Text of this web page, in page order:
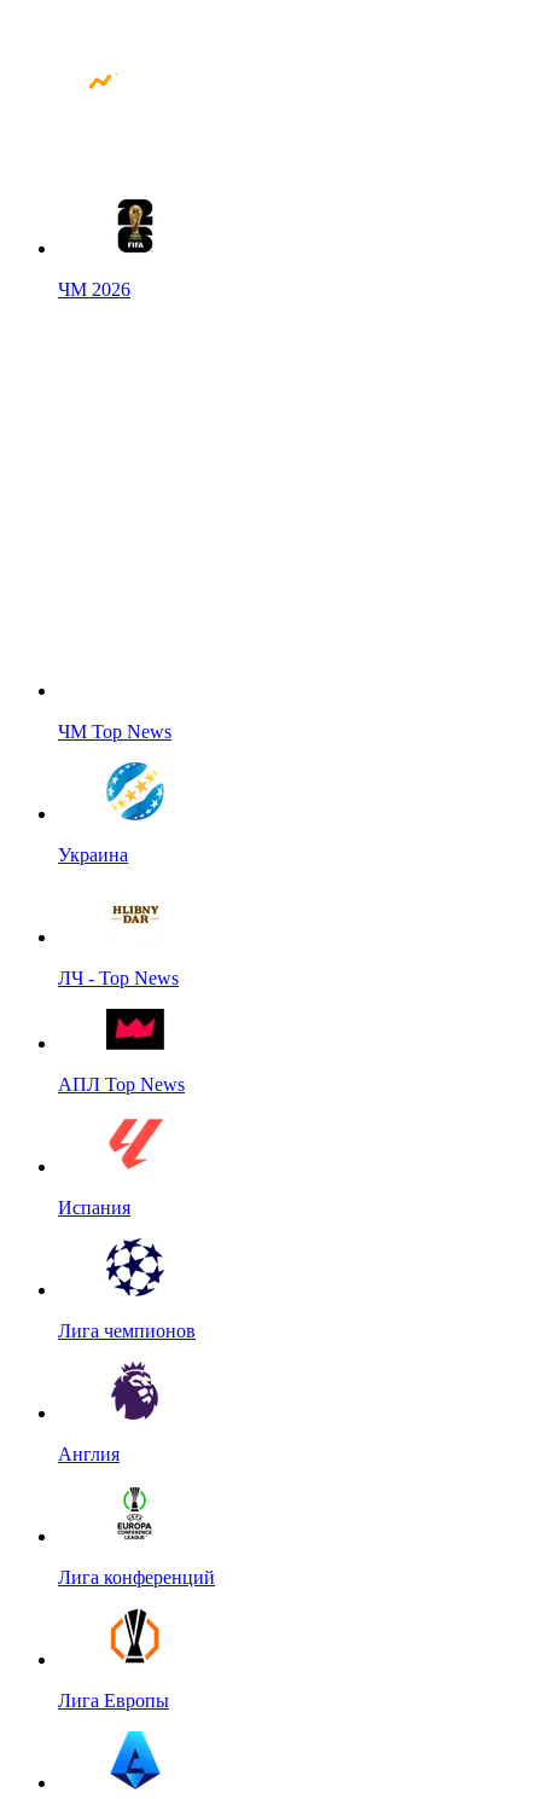
ЧМ 2026
ЧМ Top News
Украина
ЛЧ - Top News
АПЛ Top News
Испания
Лига чемпионов
Англия
Лига конференций
Лига Европы